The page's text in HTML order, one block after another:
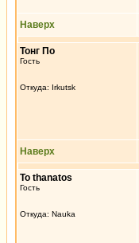
Наверх
Тонг По
Гость
Откуда: Irkutsk
Наверх
To thanatos
Гость
Откуда: Nauka